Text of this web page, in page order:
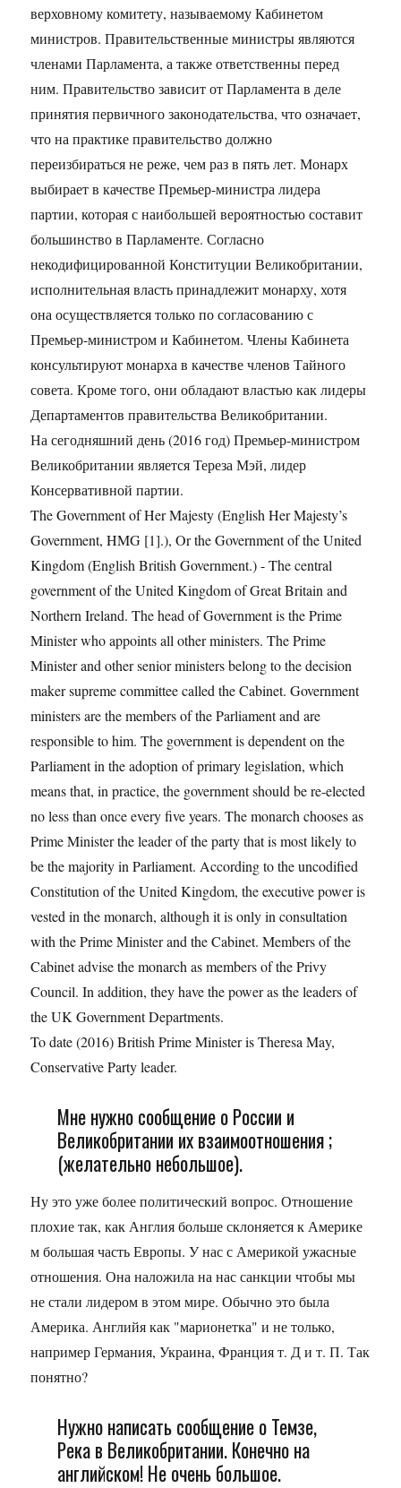
верховному комитету, называемому Кабинетом
министров. Правительственные министры являются
членами Парламента, а также ответственны перед
ним. Правительство зависит от Парламента в деле
принятия первичного законодательства, что означает,
что на практике правительство должно
переизбираться не реже, чем раз в пять лет. Монарх
выбирает в качестве Премьер-министра лидера
партии, которая с наибольшей вероятностью составит
большинство в Парламенте. Согласно
некодифицированной Конституции Великобритании,
исполнительная власть принадлежит монарху, хотя
она осуществляется только по согласованию с
Премьер-министром и Кабинетом. Члены Кабинета
консультируют монарха в качестве членов Тайного
совета. Кроме того, они обладают властью как лидеры
Департаментов правительства Великобритании.
На сегодняшний день (2016 год) Премьер-министром
Великобритании является Тереза Мэй, лидер
Консервативной партии.
The Government of Her Majesty (English Her Majesty’s
Government, HMG [1].), Or the Government of the United
Kingdom (English British Government.) - The central
government of the United Kingdom of Great Britain and
Northern Ireland. The head of Government is the Prime
Minister who appoints all other ministers. The Prime
Minister and other senior ministers belong to the decision
maker supreme committee called the Cabinet. Government
ministers are the members of the Parliament and are
responsible to him. The government is dependent on the
Parliament in the adoption of primary legislation, which
means that, in practice, the government should be re-elected
no less than once every five years. The monarch chooses as
Prime Minister the leader of the party that is most likely to
be the majority in Parliament. According to the uncodified
Constitution of the United Kingdom, the executive power is
vested in the monarch, although it is only in consultation
with the Prime Minister and the Cabinet. Members of the
Cabinet advise the monarch as members of the Privy
Council. In addition, they have the power as the leaders of
the UK Government Departments.
To date (2016) British Prime Minister is Theresa May,
Conservative Party leader.
Мне нужно сообщение о России и
Великобритании их взаимоотношения ;
(желательно небольшое).
Ну это уже более политический вопрос. Отношение
плохие так, как Англия больше склоняется к Америке
м большая часть Европы. У нас с Америкой ужасные
отношения. Она наложила на нас санкции чтобы мы
не стали лидером в этом мире. Обычно это была
Америка. Английя как "марионетка" и не только,
например Германия, Украина, Франция т. Д и т. П. Так
понятно?
Нужно написать сообщение о Темзе,
Река в Великобритании. Конечно на
английском! Не очень большое.